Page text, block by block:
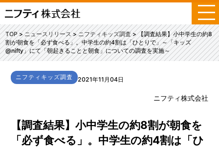
メ
ニ
ュ
ー
TOP ニュースリリース ニフティキッズ調査
【調査結果】小中学生の約8
割が朝食を「必ず食べる」。中学生の約4割は「ひとりで」～「キッズ
@nifty」にて「朝起きることと朝食」についての調査を実施～
ニフティキッズ調査 2021年11月04日
ニフティ株式会社
【調査結果】小中学生の約8割が朝食を
「必ず食べる」。中学生の約4割は「ひ